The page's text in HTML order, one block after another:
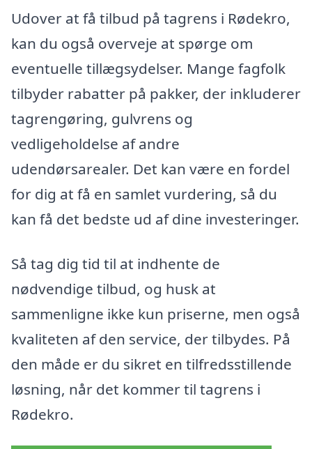
Udover at få tilbud på tagrens i Rødekro,
kan du også overveje at spørge om
eventuelle tillægsydelser. Mange fagfolk
tilbyder rabatter på pakker, der inkluderer
tagrengøring, gulvrens og
vedligeholdelse af andre
udendørsarealer. Det kan være en fordel
for dig at få en samlet vurdering, så du
kan få det bedste ud af dine investeringer.
Så tag dig tid til at indhente de
nødvendige tilbud, og husk at
sammenligne ikke kun priserne, men også
kvaliteten af den service, der tilbydes. På
den måde er du sikret en tilfredsstillende
løsning, når det kommer til tagrens i
Rødekro.